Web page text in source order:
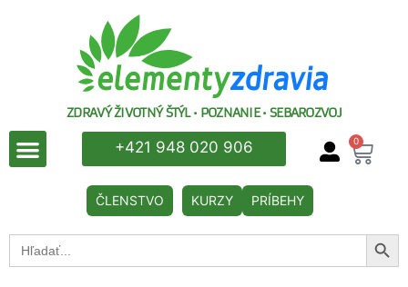
ZDRAVÝ ŽIVOTNÝ ŠTÝL • POZNANIE • SEBAROZVOJ
+421 948 020 906 0
ČLENSTVO KURZY PRÍBEHY
Search
for: